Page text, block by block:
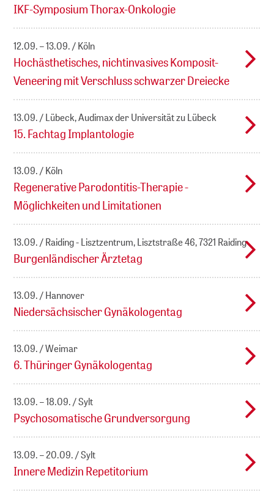
IKF-Symposium Thorax-Onkologie
12.09. – 13.09. Köln
Hochästhetisches, nichtinvasives Komposit-
Veneering mit Verschluss schwarzer Dreiecke
13.09. Lübeck, Audimax der Universität zu Lübeck
15. Fachtag Implantologie
13.09. Köln
Regenerative Parodontitis-Therapie -
Möglichkeiten und Limitationen
13.09. Raiding - Lisztzentrum, Lisztstraße 46, 7321 Raiding
Burgenländischer Ärztetag
13.09. Hannover
Niedersächsischer Gynäkologentag
13.09. Weimar
6. Thüringer Gynäkologentag
13.09. – 18.09. Sylt
Psychosomatische Grundversorgung
13.09. – 20.09. Sylt
Innere Medizin Repetitorium